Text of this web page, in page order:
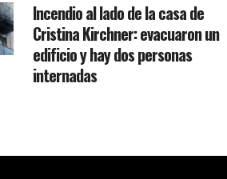
Incendio al lado de la casa de
Cristina Kirchner: evacuaron un
edificio y hay dos personas
internadas